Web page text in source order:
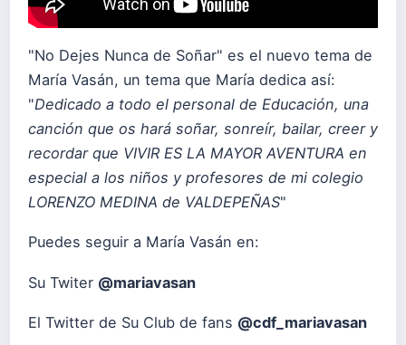
"No Dejes Nunca de Soñar" es el nuevo tema de
María Vasán, un tema que María dedica así:
"Dedicado a todo el personal de Educación, una
canción que os hará soñar, sonreír, bailar, creer y
recordar que VIVIR ES LA MAYOR AVENTURA en
especial a los niños y profesores de mi colegio
LORENZO MEDINA de VALDEPEÑAS"
Puedes seguir a María Vasán en:
Su Twiter @mariavasan
El Twitter de Su Club de fans @cdf_mariavasan